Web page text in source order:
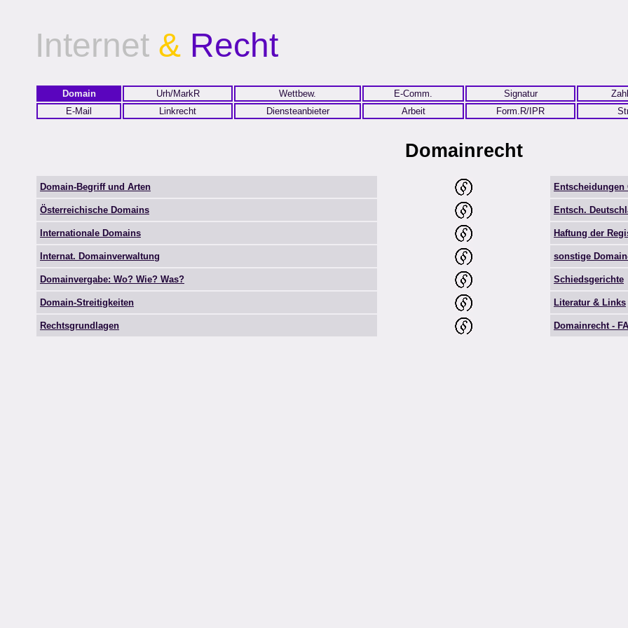
Internet & Recht
Domain Urh/MarkR Wettbew. E-Comm. Signatur
E-Mail
Linkrecht Diensteanbieter Arbeit Form.R/IPR
Domainrecht
Domain-Begriff und Arten Entscheidungen
Österreichische Domains Entsch.
Internationale Domains Haftung der
Internat. Domainverwaltung sonstige
Domainvergabe: Wo? Wie? Was? Schiedsgerichte
Domain-Streitigkeiten Literatur & Links
Rechtsgrundlagen Domainrecht -